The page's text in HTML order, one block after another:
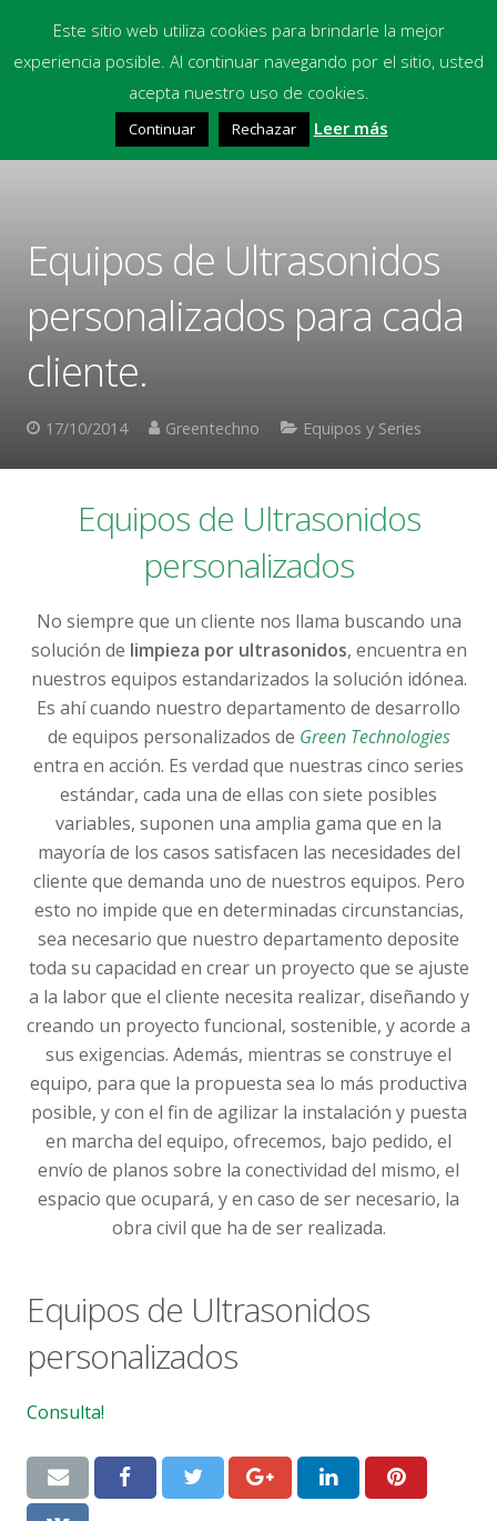
Contacto
Financiación
Equipos de Ultrasonidos
personalizados para cada
cliente.
17/10/2014 Greentechno Equipos y Series
Equipos de Ultrasonidos
personalizados
No siempre que un cliente nos llama buscando una
solución de limpieza por ultrasonidos, encuentra en
nuestros equipos estandarizados la solución idónea.
Es ahí cuando nuestro departamento de desarrollo
de equipos personalizados de Green Technologies
entra en acción. Es verdad que nuestras cinco series
estándar, cada una de ellas con siete posibles
variables, suponen una amplia gama que en la
mayoría de los casos satisfacen las necesidades del
cliente que demanda uno de nuestros equipos. Pero
esto no impide que en determinadas circunstancias,
sea necesario que nuestro departamento deposite
toda su capacidad en crear un proyecto que se ajuste
a la labor que el cliente necesita realizar, diseñando y
creando un proyecto funcional, sostenible, y acorde a
sus exigencias. Además, mientras se construye el
equipo, para que la propuesta sea lo más productiva
posible, y con el fin de agilizar la instalación y puesta
en marcha del equipo, ofrecemos, bajo pedido, el
envío de planos sobre la conectividad del mismo, el
espacio que ocupará, y en caso de ser necesario, la
obra civil que ha de ser realizada.
Equipos de Ultrasonidos
personalizados
Consulta!
Este sitio web utiliza cookies para brindarle la mejor
experiencia posible. Al continuar navegando por el sitio, usted
acepta nuestro uso de cookies.
Continuar Rechazar Leer más